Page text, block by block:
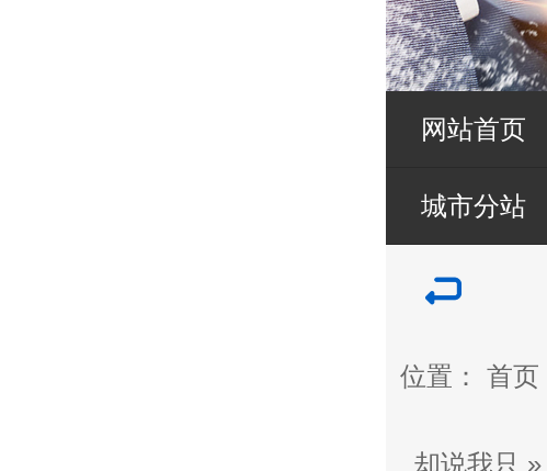
网站首页
城市分站
位置： 首页
却说我只 »